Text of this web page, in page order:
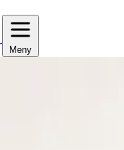
Meny